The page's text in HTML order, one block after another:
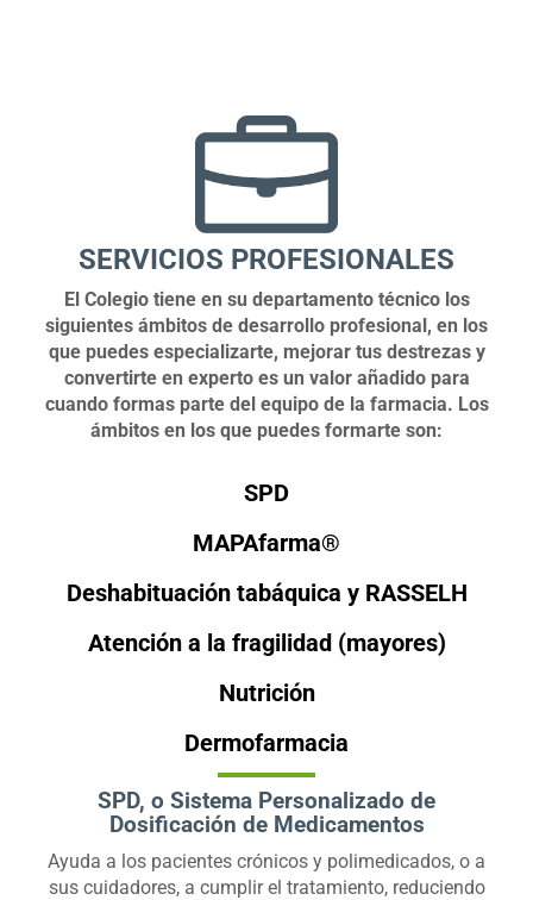
SERVICIOS PROFESIONALES
El Colegio tiene en su departamento técnico los
siguientes ámbitos de desarrollo profesional, en los
que puedes especializarte, mejorar tus destrezas y
convertirte en experto es un valor añadido para
cuando formas parte del equipo de la farmacia. Los
ámbitos en los que puedes formarte son:
SPD
MAPAfarma®
Deshabituación tabáquica y RASSELH
Atención a la fragilidad (mayores)
Nutrición
Dermofarmacia
SPD, o Sistema Personalizado de
Dosificación de Medicamentos
Ayuda a los pacientes crónicos y polimedicados, o a
sus cuidadores, a cumplir el tratamiento, reduciendo